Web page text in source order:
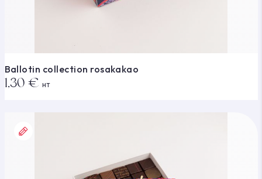
Ballotin collection rosakakao
1,30 € HT